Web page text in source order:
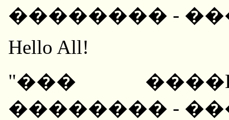
�������� -
Hello All!
"���
�������� -